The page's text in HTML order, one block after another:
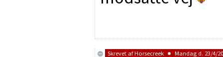
Skrevet afHorsecreek Mandag d. 23/4/